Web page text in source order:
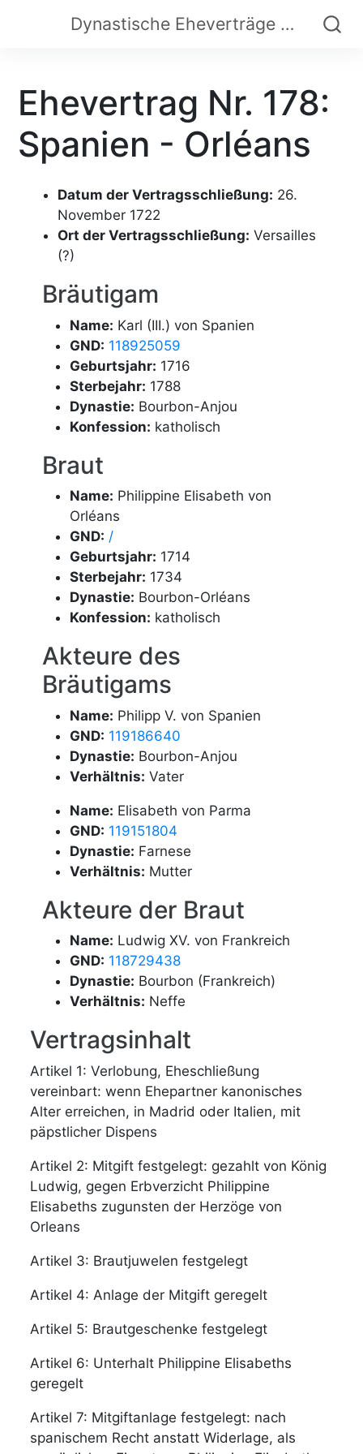
Dynastische Eheverträge der Frühen Neuzeit
Ehevertrag Nr. 178:
Spanien - Orléans
Datum der Vertragsschließung: 26.
November 1722
Ort der Vertragsschließung: Versailles
(?)
Bräutigam
Name: Karl (III.) von Spanien
GND: 118925059
Geburtsjahr: 1716
Sterbejahr: 1788
Dynastie: Bourbon-Anjou
Konfession: katholisch
Braut
Name: Philippine Elisabeth von
Orléans
GND: /
Geburtsjahr: 1714
Sterbejahr: 1734
Dynastie: Bourbon-Orléans
Konfession: katholisch
Akteure des
Bräutigams
Name: Philipp V. von Spanien
GND: 119186640
Dynastie: Bourbon-Anjou
Verhältnis: Vater
Name: Elisabeth von Parma
GND: 119151804
Dynastie: Farnese
Verhältnis: Mutter
Akteure der Braut
Name: Ludwig XV. von Frankreich
GND: 118729438
Dynastie: Bourbon (Frankreich)
Verhältnis: Neffe
Vertragsinhalt
Artikel 1: Verlobung, Eheschließung
vereinbart: wenn Ehepartner kanonisches
Alter erreichen, in Madrid oder Italien, mit
päpstlicher Dispens
Artikel 2: Mitgift festgelegt: gezahlt von König
Ludwig, gegen Erbverzicht Philippine
Elisabeths zugunsten der Herzöge von
Orleans
Artikel 3: Brautjuwelen festgelegt
Artikel 4: Anlage der Mitgift geregelt
Artikel 5: Brautgeschenke festgelegt
Artikel 6: Unterhalt Philippine Elisabeths
geregelt
Artikel 7: Mitgiftanlage festgelegt: nach
spanischem Recht anstatt Widerlage, als